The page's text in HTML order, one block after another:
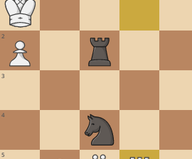
2
3
4
5